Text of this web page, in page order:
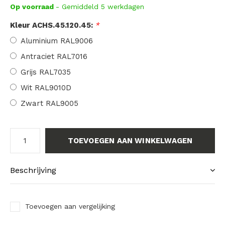
Op voorraad - Gemiddeld 5 werkdagen
Kleur ACHS.45.120.45: *
Aluminium RAL9006
Antraciet RAL7016
Grijs RAL7035
Wit RAL9010D
Zwart RAL9005
TOEVOEGEN AAN WINKELWAGEN
Beschrijving
Toevoegen aan vergelijking